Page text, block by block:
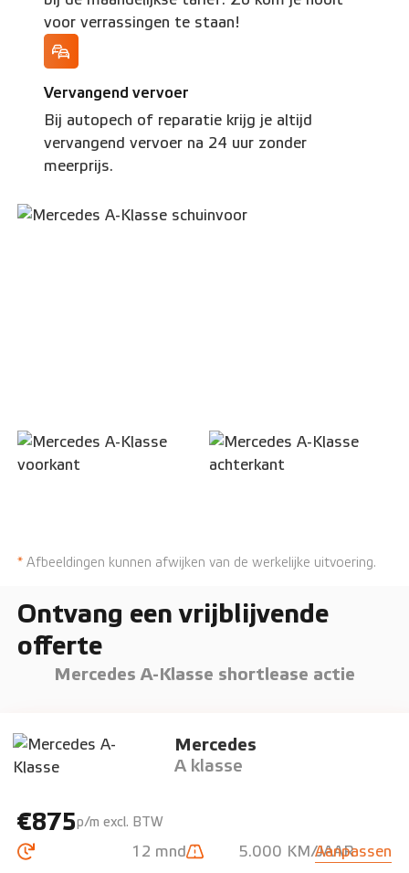
voor verrassingen te staan!
Vervangend vervoer
Bij autopech of reparatie krijg je altijd
vervangend vervoer na 24 uur zonder
meerprijs.
* Afbeeldingen kunnen afwijken van de werkelijke uitvoering.
Ontvang een vrijblijvende
offerte
Mercedes A-Klasse shortlease actie
Mercedes
A klasse
€875p/m excl. BTW
12 mnd 5.000 KM/JAARAanpassen